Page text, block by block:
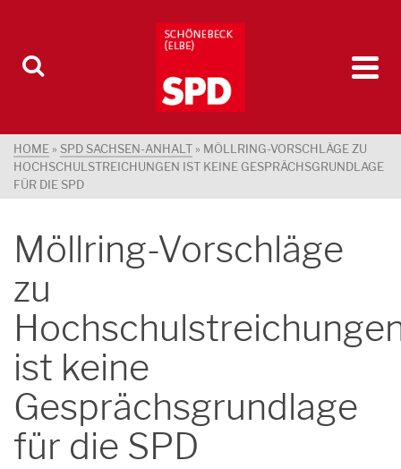
HOME » SPD SACHSEN-ANHALT » MÖLLRING-VORSCHLÄGE ZU
HOCHSCHULSTREICHUNGEN IST KEINE GESPRÄCHSGRUNDLAGE
FÜR DIE SPD
Möllring-Vorschläge
zu
ist keine
Gesprächsgrundlage
für die SPD